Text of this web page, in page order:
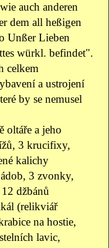
auch anderen
dem all heßigen
Unßer Lieben
würkl. befindet".
celkem
a ustrojení
by se nemusel
oltáře a jeho
3 krucifixy,
kalichy
3 zvonky,
džbánů
(relikviář
na hostie,
lavic,